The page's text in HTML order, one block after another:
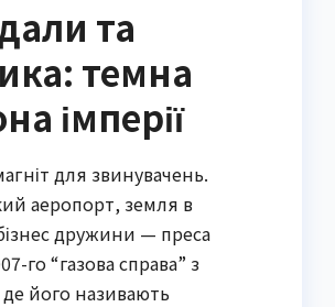
та
темна
імперії
для звинувачень.
аеропорт, земля в
дружини — преса
го “газова справа” з
його називають